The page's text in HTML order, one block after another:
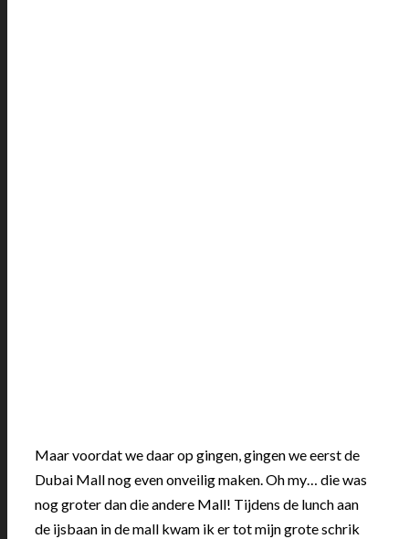
Maar voordat we daar op gingen, gingen we eerst de
Dubai Mall nog even onveilig maken. Oh my… die was
nog groter dan die andere Mall! Tijdens de lunch aan
de ijsbaan in de mall kwam ik er tot mijn grote schrik